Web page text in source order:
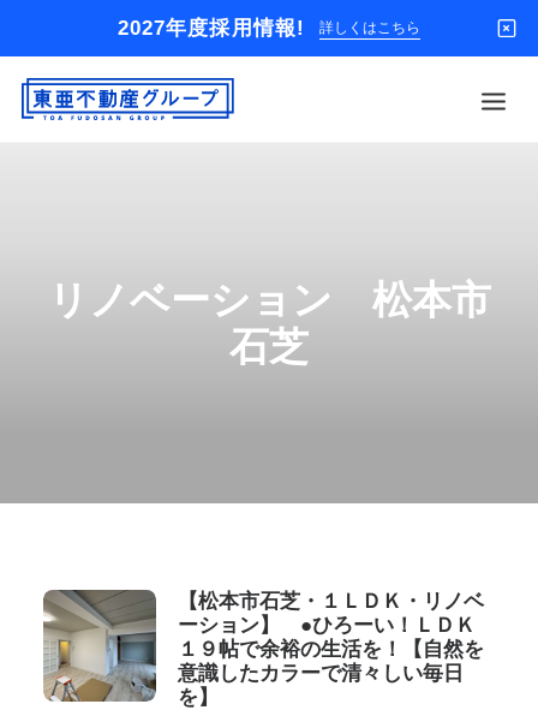
2027年度採用情報! 詳しくはこちら
店舗
オーナー様
リノベーション 松本市
石芝
【松本市石芝・１ＬＤＫ・リノベ
ーション】 ●ひろーい！ＬＤＫ
１９帖で余裕の生活を！【自然を
意識したカラーで清々しい毎日
を】